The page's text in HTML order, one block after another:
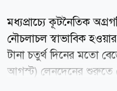
মধ্যপ্রাচ্যে কূটনৈতিক
নৌচলাচল স্বাভাবিক
টানা চতুর্থ দিনের মতো
আগস্ট) লেনদেনের শুরুতে